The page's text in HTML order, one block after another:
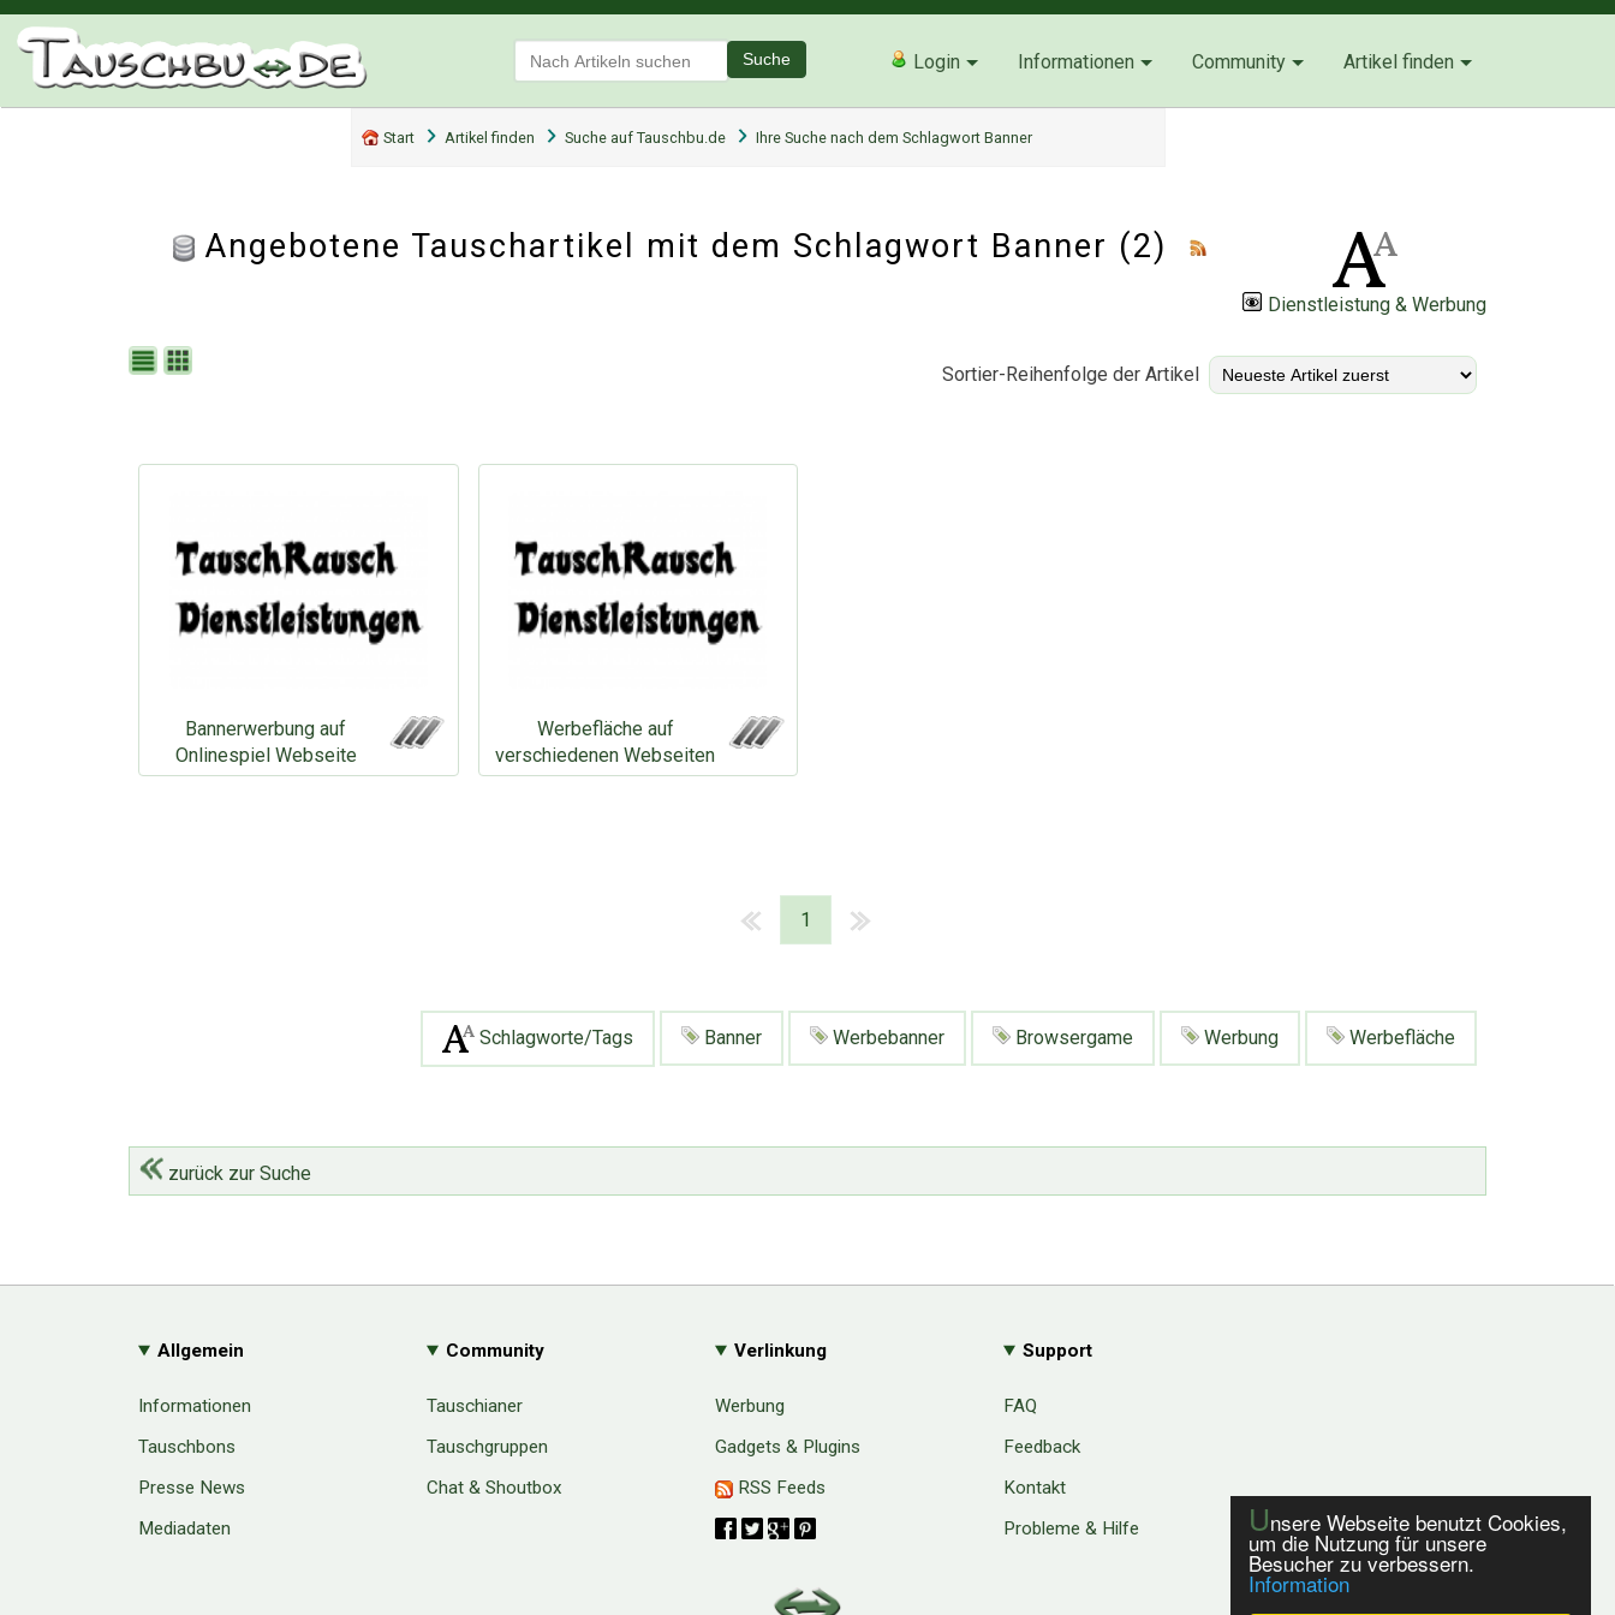
Unsere Webseite benutzt Cookies,
um die Nutzung für unsere
Besucher zu verbessern.
Information
Suche Login Informationen Community Artikel finden
Start Artikel finden Suche auf Tauschbu.de Ihre Suche nach dem Schlagwort Banner
Dienstleistung & Werbung
Angebotene Tauschartikel mit dem Schlagwort Banner (2)
Sortier-Reihenfolge der Artikel
Bannerwerbung auf
Onlinespiel Webseite
Werbefläche auf
verschiedenen Webseiten
1
Schlagworte/Tags Banner Werbebanner Browsergame Werbung Werbefläche
zurück zur Suche
Allgemein
Informationen
Tauschbons
Presse News
Mediadaten
Community
Tauschianer
Tauschgruppen
Chat & Shoutbox
Verlinkung
Werbung
Gadgets & Plugins
RSS Feeds
Support
FAQ
Feedback
Kontakt
Probleme & Hilfe